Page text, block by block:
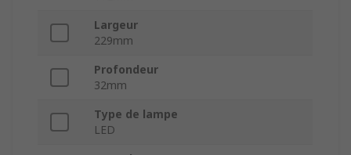
Largeur
229mm
Profondeur
32mm
Type de lampe
LED